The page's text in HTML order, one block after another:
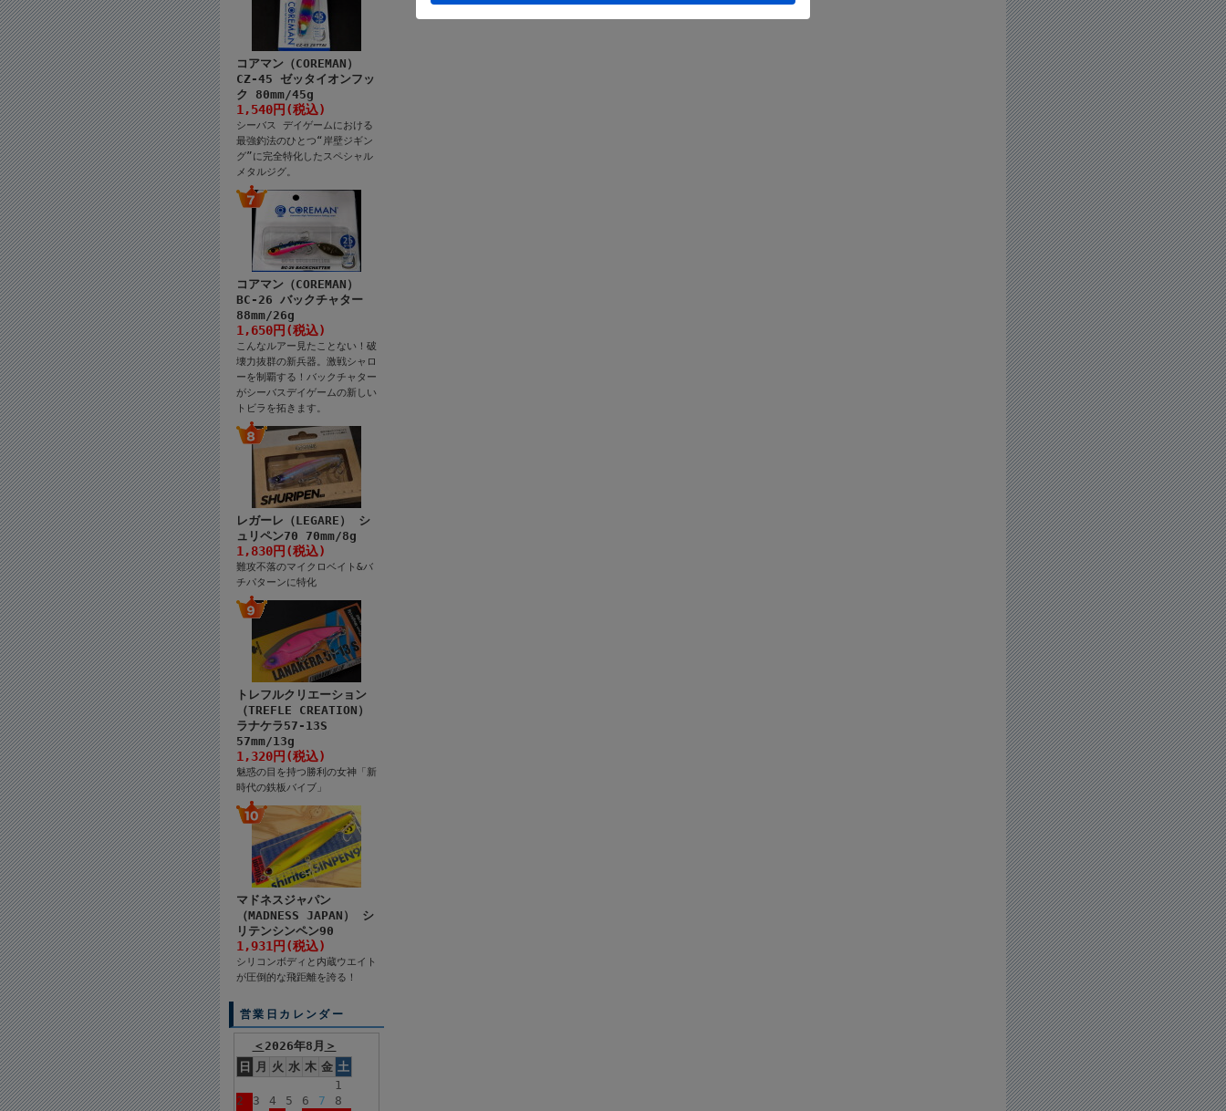
コアマン（COREMAN）
CZ-45 ゼッタイオンフッ
ク 80mm/45g
1,540円(税込)
シーバス デイゲームにおける
最強釣法のひとつ“岸壁ジギン
グ”に完全特化したスペシャル
メタルジグ。
コアマン（COREMAN）
BC-26 バックチャター
88mm/26g
1,650円(税込)
こんなルアー見たことない！破
壊力抜群の新兵器。激戦シャロ
ーを制覇する！バックチャター
がシーバスデイゲームの新しい
トビラを拓きます。
レガーレ（LEGARE） シ
ュリペン70 70mm/8g
1,830円(税込)
難攻不落のマイクロベイト&バ
チパターンに特化
トレフルクリエーション
（TREFLE CREATION）
ラナケラ57-13S
57mm/13g
1,320円(税込)
魅惑の目を持つ勝利の女神「新
時代の鉄板バイブ」
マドネスジャパン
（MADNESS JAPAN） シ
リテンシンペン90
1,931円(税込)
シリコンボディと内蔵ウエイト
が圧倒的な飛距離を誇る！
営業日カレンダー
＜ 2026年8月 ＞
日
月 火 水 木 金 土
1
2
3 4 5 6 7
8